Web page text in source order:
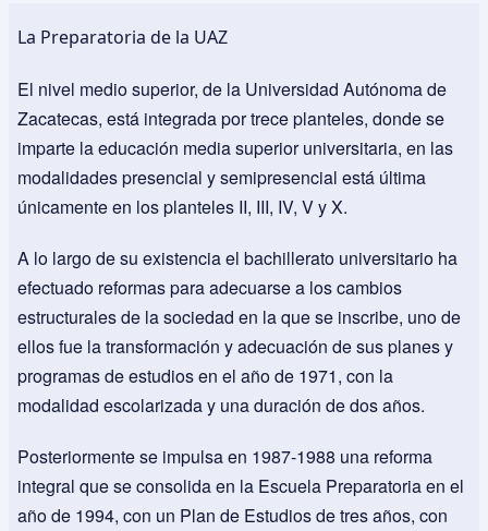
La Preparatoria de la UAZ
El nivel medio superior, de la Universidad Autónoma de
Zacatecas, está integrada por trece planteles, donde se
imparte la educación media superior universitaria, en las
modalidades presencial y semipresencial está última
únicamente en los planteles II, III, IV, V y X.
A lo largo de su existencia el bachillerato universitario ha
efectuado reformas para adecuarse a los cambios
estructurales de la sociedad en la que se inscribe, uno de
ellos fue la transformación y adecuación de sus planes y
programas de estudios en el año de 1971, con la
modalidad escolarizada y una duración de dos años.
Posteriormente se impulsa en 1987-1988 una reforma
integral que se consolida en la Escuela Preparatoria en el
año de 1994, con un Plan de Estudios de tres años, con